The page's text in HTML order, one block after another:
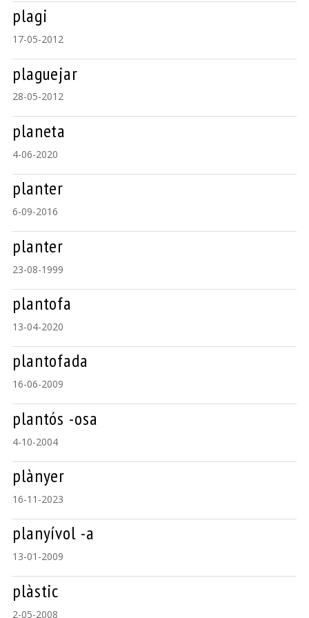
plagi
17-05-2012
plaguejar
28-05-2012
planeta
4-06-2020
planter
6-09-2016
planter
23-08-1999
plantofa
13-04-2020
plantofada
16-06-2009
plantós -osa
4-10-2004
plànyer
16-11-2023
planyívol -a
13-01-2009
plàstic
2-05-2008